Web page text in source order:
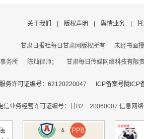
关于我们 版权声明 舆情业务
甘肃日报社每日甘肃网版权所有 未经书面
事务所 陈灿律师； 甘肃每日传媒网络科技有
服务许可证编号：62120220047 ICP备案号陇ICP
信业务经营许可证编号：甘B2－20060007 信息网